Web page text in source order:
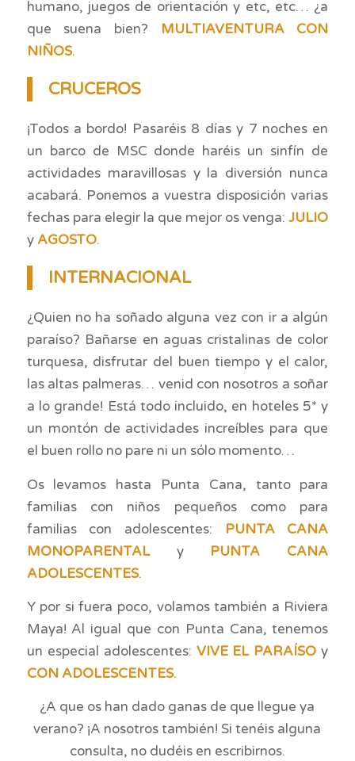
humano, juegos de orientación y etc, etc… ¿a
que suena bien?
MULTIAVENTURA CON
NIÑOS.
CRUCEROS
¡Todos a bordo! Pasaréis 8 días y 7 noches en
un barco de MSC donde haréis un sinfín de
actividades maravillosas y la diversión nunca
acabará. Ponemos a vuestra disposición varias
fechas para elegir la que mejor os venga:JULIO
y AGOSTO.
INTERNACIONAL
¿Quien no ha soñado alguna vez con ir a algún
paraíso? Bañarse en aguas cristalinas de color
turquesa, disfrutar del buen tiempo y el calor,
las altas palmeras… venid con nosotros a soñar
a lo grande! Está todo incluido, en hoteles 5* y
un montón de actividades increíbles para que
el buen rollo no pare ni un sólo momento…
Os levamos hasta Punta Cana, tanto para
familias con niños pequeños como para
familias con adolescentes:
PUNTA CANA
MONOPARENTALy PUNTA CANA
ADOLESCENTES.
Y por si fuera poco, volamos también a Riviera
Maya! Al igual que con Punta Cana, tenemos
un especial adolescentes: VIVE EL PARAÍSO y
CON ADOLESCENTES.
¿A que os han dado ganas de que llegue ya
verano? ¡A nosotros también! Si tenéis alguna
consulta, no dudéis en escribirnos.